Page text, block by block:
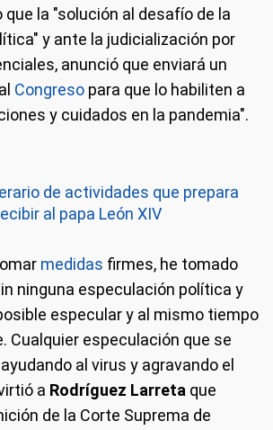
que la "solución al desafío de la
y ante la judicialización por
anunció que enviará un
Congreso para que lo habiliten a
y cuidados en la pandemia".
de actividades que prepara
al papa León XIV
medidas firmes, he tomado
ninguna especulación política y
especular y al mismo tiempo
Cualquier especulación que se
al virus y agravando el
a Rodríguez Larreta que
de la Corte Suprema de